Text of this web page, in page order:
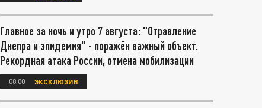
Главное за ночь и утро 7 августа: "Отравление
Днепра и эпидемия" - поражён важный объект.
Рекордная атака России, отмена мобилизации
08:00 ЭКСКЛЮЗИВ